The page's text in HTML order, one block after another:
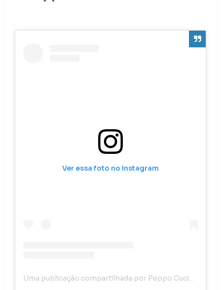
Ver essa foto no Instagram
Uma publicação compartilhada por Peppo Cucina Cozinha Italiana (@peppocucina)